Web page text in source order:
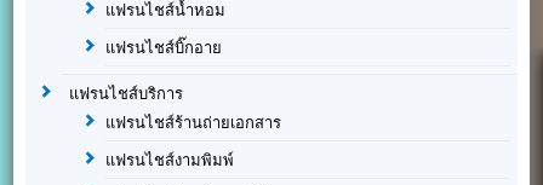
แฟรนไชส์น้ำหอม
แฟรนไชส์บิ๊กอาย
แฟรนไชส์บริการ
แฟรนไชส์ร้านถ่ายเอกสาร
แฟรนไชส์งามพิมพ์